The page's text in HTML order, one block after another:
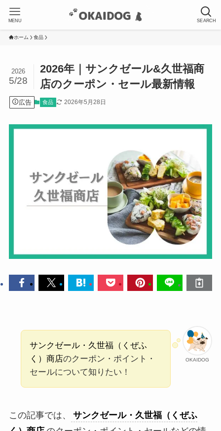
SEARCH
MENU
ホーム 食品
2026年｜サンクゼール&久世福商
店のクーポン・セール最新情報
2026
5/28
広告 食品 2026年5月28日
OKAIDOG
サンクゼール・久世福（くぜふ
く）商店のクーポン・ポイント・
セールについて知りたい！
この記事では、
サンクゼール・久世福（くぜふ